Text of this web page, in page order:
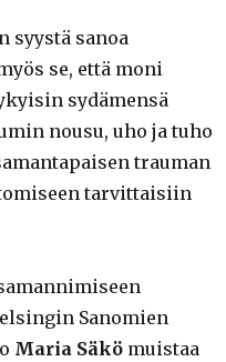
syystä sanoa
se, että moni
sydämensä
nousu, uho ja tuho
trauman
tarvittaisiin
Sanomien
Maria Säkömuistaa